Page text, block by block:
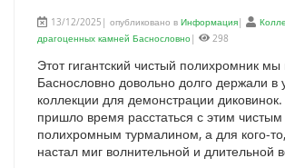
13/12/2025| опубликовано в Информация|
драгоценных камней Баснословно| 298
Этот гигантский чистый полихромник мы
Баснословно довольно долго держали в
коллекции для демонстрации
пришло время расстаться с этим чистым
полихромным турмалином, а для кого-
настал миг волнительной и длительной